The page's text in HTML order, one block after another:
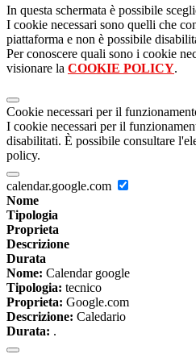
In questa schermata è possibile
I cookie necessari sono quelli che
piattaforma e non è possibile
Per conoscere quali sono i cookie
visionare la COOKIE POLICY.
Cookie necessari per il
I cookie necessari per il
disabilitati. È possibile consultare
policy.
calendar.google.com
Nome
Tipologia
Proprieta
Descrizione
Durata
Nome: Calendar google
Tipologia: tecnico
Proprieta: Google.com
Descrizione: Caledario
Durata: .